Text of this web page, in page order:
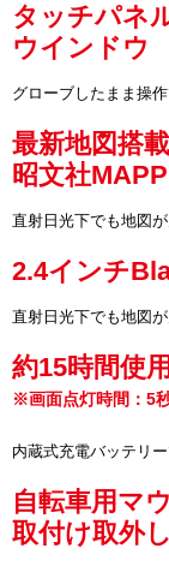
タッチパネ
ウインドウ
グローブしたまま操作
最新地図搭
昭文社
直射日光下でも地図が
2.4インチ
直射日光下でも地図が
約15時間使
※画面点灯時間：5
内蔵式充電バッテリ
自転車用マ
取付け取外